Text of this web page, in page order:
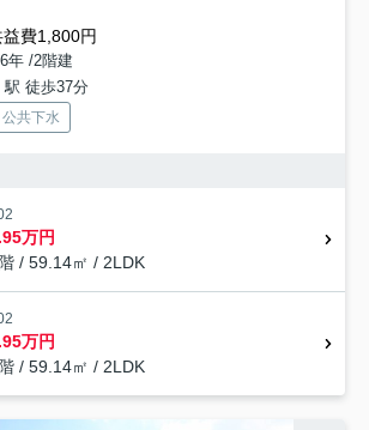
費1,800円
年 /2階建
駅 徒歩37分
公共下水
万円
/ 59.14㎡ / 2LDK
万円
/ 59.14㎡ / 2LDK